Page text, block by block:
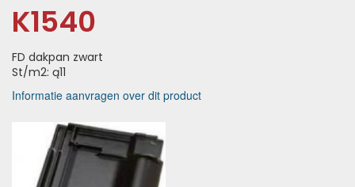
K1540
FD dakpan zwart
St/m2: ą11
Informatie aanvragen over dit product